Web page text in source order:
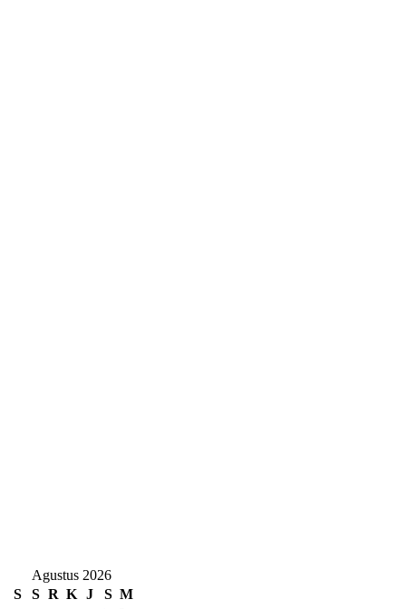
Agustus 2026
S
S R K J S M